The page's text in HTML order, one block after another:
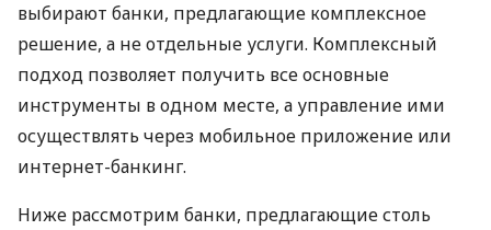
выбирают банки, предлагающие комплексное
решение, а не отдельные услуги. Комплексный
подход позволяет получить все основные
инструменты в одном месте, а управление ими
осуществлять через мобильное приложение или
интернет-банкинг.
Ниже рассмотрим банки, предлагающие столь